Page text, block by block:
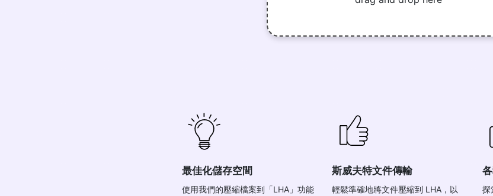
最佳化儲存空間
使用我們的壓縮檔案到「LHA」功能
斯威夫特文件傳輸
輕鬆準確地將文件壓縮到 LHA，以
探